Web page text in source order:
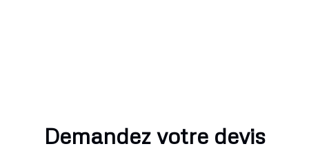
Demandez votre devis